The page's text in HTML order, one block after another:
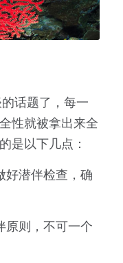
性就被拿出来全
是以下几点：
好潜伴检查，确
原则，不可一个